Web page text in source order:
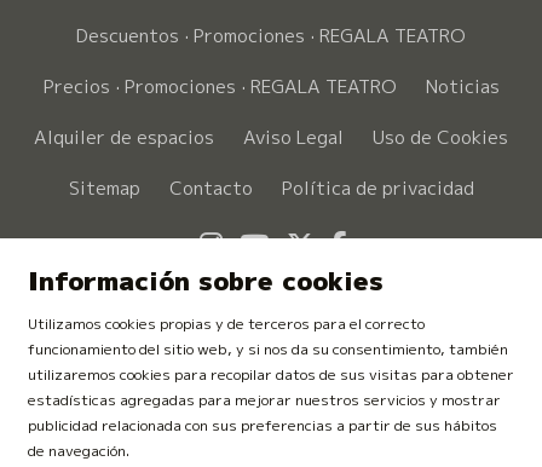
Descuentos · Promociones · REGALA TEATRO
Precios · Promociones · REGALA TEATRO
Noticias
Alquiler de espacios
Aviso Legal
Uso de Cookies
Sitemap
Contacto Política de privacidad
Link a instagram
Link a youtube
Link a twitter
Link a
Información sobre cookies
Utilizamos cookies propias y de terceros para el correcto
funcionamiento del sitio web, y si nos da su consentimiento, también
utilizaremos cookies para recopilar datos de sus visitas para obtener
estadísticas agregadas para mejorar nuestros servicios y mostrar
publicidad relacionada con sus preferencias a partir de sus hábitos
de navegación.